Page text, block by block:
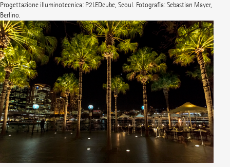
Progettazione illuminotecnica: P2LEDcube, Seoul. Fotografia: Sebastian Mayer,
Berlino.